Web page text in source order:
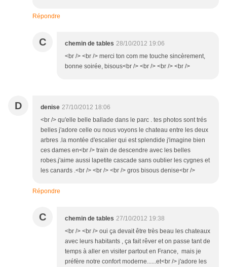
Répondre
C chemin de tables 28/10/2012 19:06
<br /> <br /> merci ton com me touche sincèrement,
bonne soirée, bisous<br /> <br /> <br /> <br />
D denise 27/10/2012 18:06
<br /> qu'elle belle ballade dans le parc . tes photos sont trés
belles j'adore celle ou nous voyons le chateau entre les deux
arbres .la montée d'escalier qui est splendide j'imagine bien
ces dames en<br /> train de descendre avec les belles
robes.j'aime aussi lapetite cascade sans oublier les cygnes et
les canards .<br /> <br /> <br /> gros bisous denise<br />
Répondre
C chemin de tables 27/10/2012 19:38
<br /> <br /> oui ça devait être très beau les chateaux
avec leurs habitants , ça fait rêver et on passe tant de
temps à aller en visiter partout en France, mais je
préfère notre confort moderne......et<br /> j'adore les